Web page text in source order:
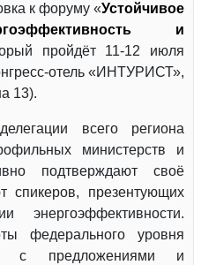
к форуму «Устойчивое
и
пройдёт 11-12 июля
отель «ИНТУРИСТ»,
13).
всего региона
министерств и
подтверждают своё
спикеров, презентующих
энергоэффективности.
федерального уровня
с предложениями и